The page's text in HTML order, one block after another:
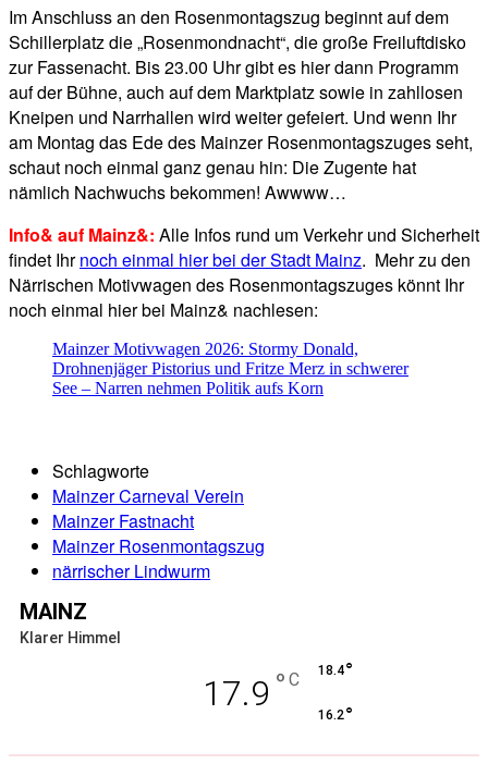
Im Anschluss an den Rosenmontagszug beginnt auf dem
Schillerplatz die „Rosenmondnacht“, die große Freiluftdisko
zur Fassenacht. Bis 23.00 Uhr gibt es hier dann Programm
auf der Bühne, auch auf dem Marktplatz sowie in zahllosen
Kneipen und Narrhallen wird weiter gefeiert. Und wenn Ihr
am Montag das Ede des Mainzer Rosenmontagszuges seht,
schaut noch einmal ganz genau hin: Die Zugente hat
nämlich Nachwuchs bekommen! Awwww…
Info& auf Mainz&: Alle Infos rund um Verkehr und Sicherheit
findet Ihrnoch einmal hier bei der Stadt Mainz. Mehr zu den
Närrischen Motivwagen des Rosenmontagszuges könnt Ihr
noch einmal hier bei Mainz& nachlesen:
Mainzer Motivwagen 2026: Stormy Donald,
Drohnenjäger Pistorius und Fritze Merz in schwerer
See – Narren nehmen Politik aufs Korn
Schlagworte
Mainzer Carneval Verein
Mainzer Fastnacht
Mainzer Rosenmontagszug
närrischer Lindwurm
MAINZ
Klarer Himmel
17.9 ° C 18.4°
16.2°